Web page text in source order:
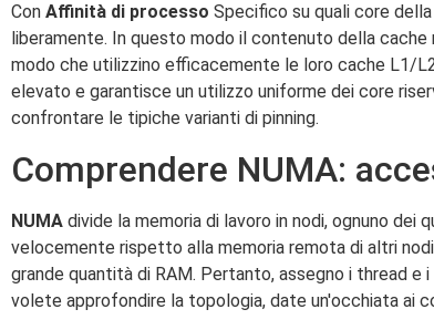
Con Affinità di processo Specifico su quali core
liberamente. In questo modo il contenuto della
modo che utilizzino efficacemente le loro cache L1/
elevato e garantisce un utilizzo uniforme dei core
confrontare le tipiche varianti di pinning.
Comprendere NUMA:
NUMA divide la memoria di lavoro in nodi, ognuno
velocemente rispetto alla memoria remota di altri
grande quantità di RAM. Pertanto, assegno i thread e
volete approfondire la topologia, date un'occhiata ai